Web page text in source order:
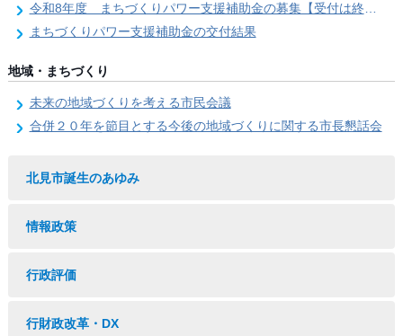
令和8年度 まちづくりパワー支援補助金の募集【受付は終了しました。】
まちづくりパワー支援補助金の交付結果
地域・まちづくり
未来の地域づくりを考える市民会議
合併２０年を節目とする今後の地域づくりに関する市長懇話会
北見市誕生のあゆみ
情報政策
行政評価
行財政改革・DX